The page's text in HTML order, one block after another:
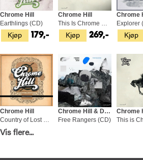
Kjøp
Chrome Hill
Earthlings (CD)
179,- Kjøp
Chrome Hill
This Is Chrome Hill (LP)
269,- Kjøp
Chrome
Explorer
Kjøp
Chrome Hill
199,-
Chrome Hill & Dojo
Free Rangers (CD)
Chrome
Vis flere...